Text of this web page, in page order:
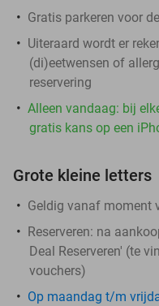
Gratis parkeren voor
Uiteraard wordt er
(di)eetwensen of
reservering
Alleen vandaag: bij
gratis kans op een
Grote kleine letters
Geldig vanaf moment
Reserveren: na
Deal Reserveren' (te
vouchers)
Op maandag t/m